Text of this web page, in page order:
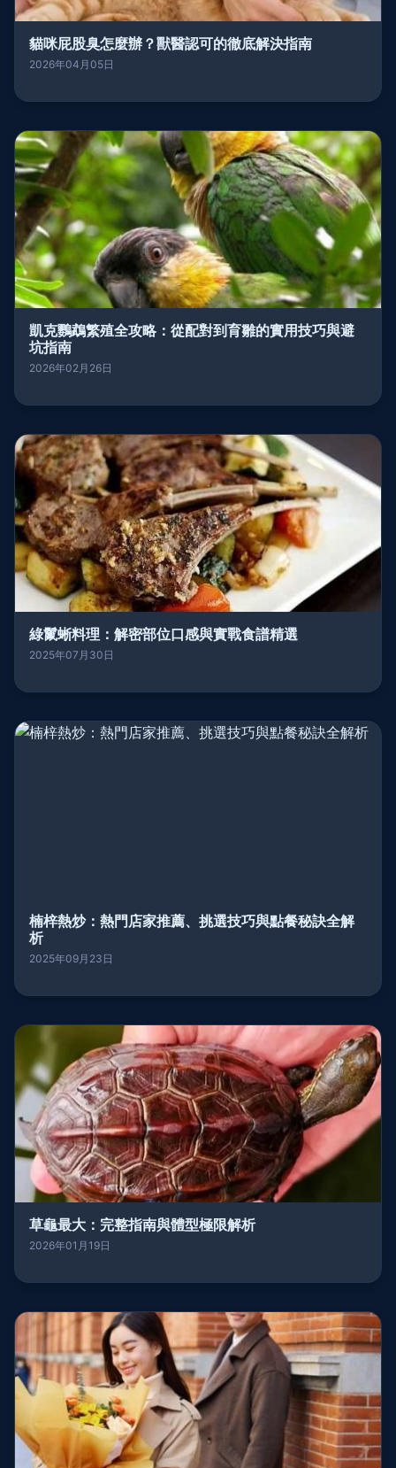
貓咪屁股臭怎麼辦？獸醫認可的徹底解決指南
2026年04月05日
凱克鸚鵡繁殖全攻略：從配對到育雛的實用技巧與避
坑指南
2026年02月26日
綠鬣蜥料理：解密部位口感與實戰食譜精選
2025年07月30日
楠梓熱炒：熱門店家推薦、挑選技巧與點餐秘訣全解
析
2025年09月23日
草龜最大：完整指南與體型極限解析
2026年01月19日